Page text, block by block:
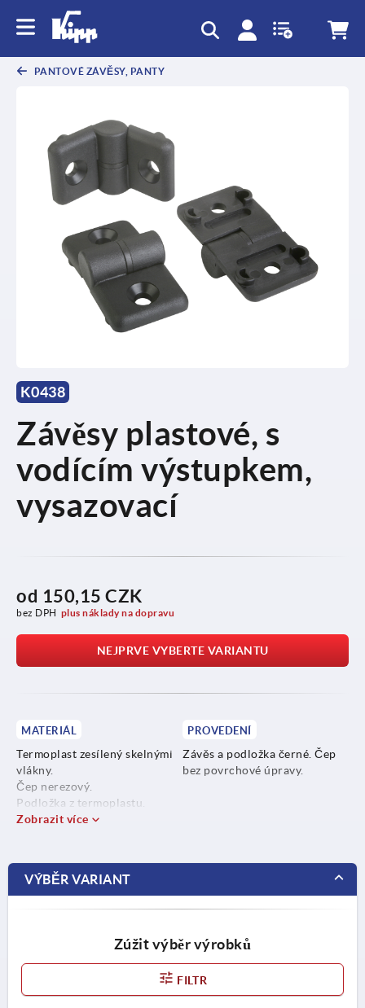
PANTOVÉ ZÁVĚSY, PANTY
K0438
Závěsy plastové, s
vodícím výstupkem,
vysazovací
od 150,15 CZK
bez DPH plus náklady na dopravu
NEJPRVE VYBERTE VARIANTU
MATERIÁL
Termoplast zesílený skelnými
vlákny.
Čep nerezový.
Podložka z termoplastu.
PROVEDENÍ
Závěs a podložka černé. Čep
bez povrchové úpravy.
Zobrazit více
VÝBĚR VARIANT
Zúžit výběr výrobků
FILTR